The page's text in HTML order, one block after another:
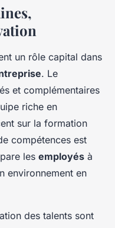
un rôle capital dans
. Le
et complémentaires
riche en
sur la formation
compétences est
les employés à
environnement en
des talents sont